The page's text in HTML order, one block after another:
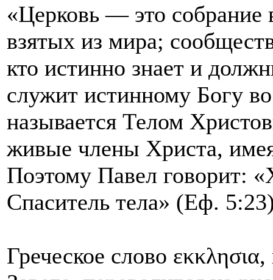
«Церковь — это
взятых из мира;
кто истинно знает и
служит истинному Богу
называется Телом
живые члены Христа,
Поэтому Павел говорит:
Спаситель тела» (Еф.
Греческое слово